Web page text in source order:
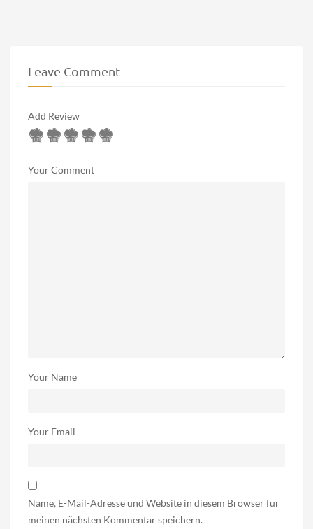
Leave Comment
Add Review
Your Comment
Your Name
Your Email
Name, E-Mail-Adresse und Website in diesem Browser für
meinen nächsten Kommentar speichern.